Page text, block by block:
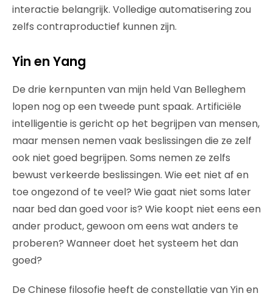
interactie belangrijk. Volledige automatisering zou
zelfs contraproductief kunnen zijn.
Yin en Yang
De drie kernpunten van mijn held Van Belleghem
lopen nog op een tweede punt spaak. Artificiële
intelligentie is gericht op het begrijpen van mensen,
maar mensen nemen vaak beslissingen die ze zelf
ook niet goed begrijpen. Soms nemen ze zelfs
bewust verkeerde beslissingen. Wie eet niet af en
toe ongezond of te veel? Wie gaat niet soms later
naar bed dan goed voor is? Wie koopt niet eens een
ander product, gewoon om eens wat anders te
proberen? Wanneer doet het systeem het dan
goed?
De Chinese filosofie heeft de constellatie van Yin en